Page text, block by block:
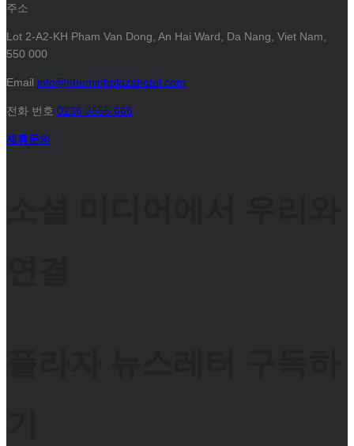
주소
Lot 2-A2-KH Pham Van Dong, An Hai Ward, Da Nang, Viet Nam,
550 000
Email info@nhuminhplazahotel.com
전화 번호 0236 3555 666
제휴문의